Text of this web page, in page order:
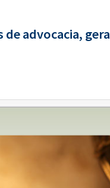
advocacia,